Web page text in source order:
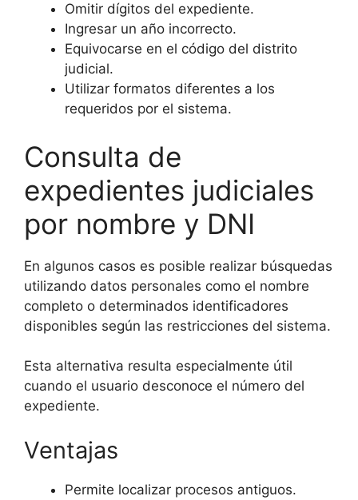
Omitir dígitos del expediente.
Ingresar un año incorrecto.
Equivocarse en el código del distrito
judicial.
Utilizar formatos diferentes a los
requeridos por el sistema.
Consulta de
expedientes judiciales
por nombre y DNI
En algunos casos es posible realizar búsquedas
utilizando datos personales como el nombre
completo o determinados identificadores
disponibles según las restricciones del sistema.
Esta alternativa resulta especialmente útil
cuando el usuario desconoce el número del
expediente.
Ventajas
Permite localizar procesos antiguos.